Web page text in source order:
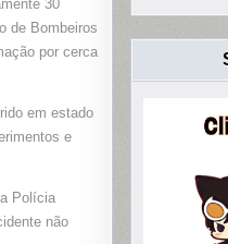
30
de Bombeiros
por cerca
em estado
e
Polícia
não